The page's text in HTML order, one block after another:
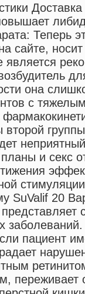
Теперь
сайте,
является
она
с
второй
и секс
SuValif 20
пациент
переживает